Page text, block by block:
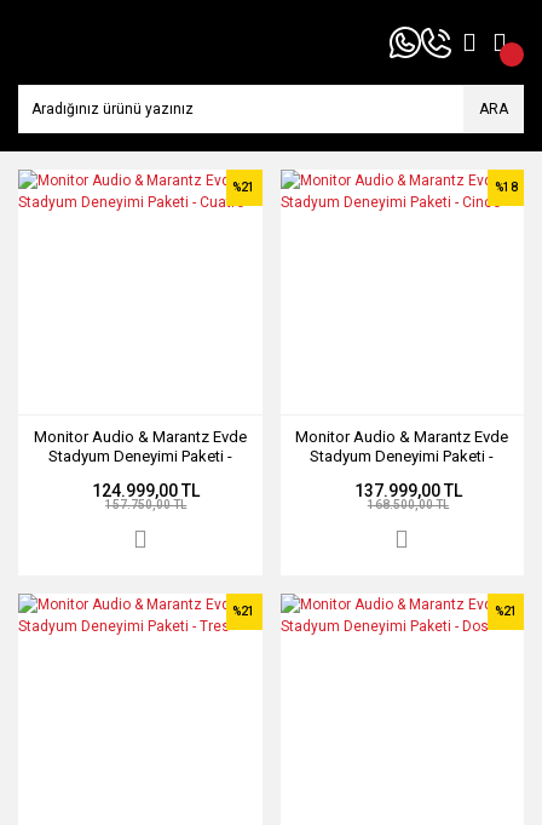
ARA
Monitor Audio & Marantz Evde
Stadyum Deneyimi Paketi -
%21
124.999,00 TL
157.750,00 TL
Monitor Audio & Marantz Evde
Stadyum Deneyimi Paketi -
%18
137.999,00 TL
168.500,00 TL
%21 %21